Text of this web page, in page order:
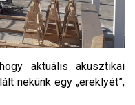
aktuális akusztikai
nekünk egy „ereklyét”,